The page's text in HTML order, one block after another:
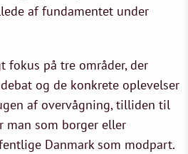
af fundamentet under
på tre områder, der
og de konkrete oplevelser
af overvågning, tilliden til
man som borger eller
Danmark som modpart.